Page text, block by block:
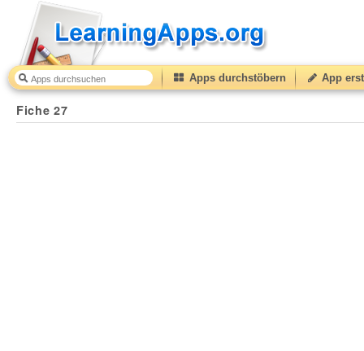
Apps durchstöbern App
Fiche 27